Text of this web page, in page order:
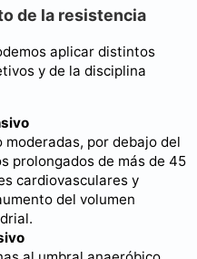
de la resistencia
aplicar distintos
y de la disciplina
por debajo del
prolongados de más de 45
cardiovasculares y
del volumen